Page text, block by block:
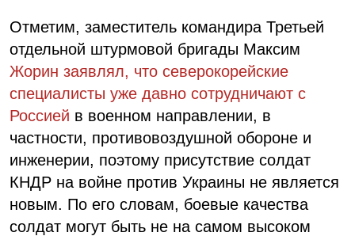
Отметим, заместитель командира Третьей
отдельной штурмовой бригады Максим
Жорин заявлял, что северокорейские
специалисты уже давно сотрудничают с
Россией в военном направлении, в
частности, противовоздушной обороне и
инженерии, поэтому присутствие солдат
КНДР на войне против Украины не является
новым. По его словам, боевые качества
солдат могут быть не на самом высоком